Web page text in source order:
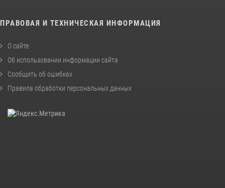
ПРАВОВАЯ И ТЕХНИЧЕСКАЯ ИНФОРМАЦИЯ
О сайте
Об использовании информации сайта
Сообщить об ошибках
Правила обработки персональных данных